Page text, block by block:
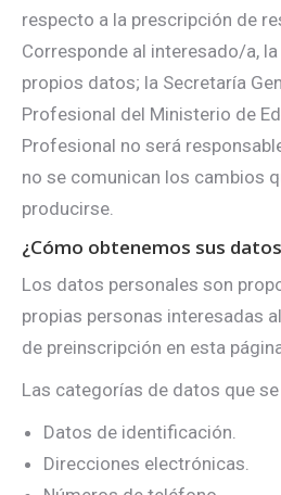
respecto a la prescripción de
Corresponde al interesado/a,
propios datos; la Secretaría
Profesional del Ministerio de
Profesional no será
no se comunican los cambios
producirse.
¿Cómo obtenemos sus
Los datos personales son
propias personas interesadas
de preinscripción en esta
Las categorías de datos que
Datos de identificación.
Direcciones electrónicas.